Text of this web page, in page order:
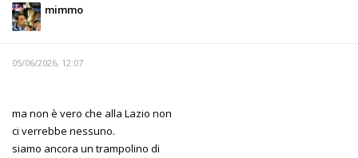
mimmo
05/06/2026, 12:07
ma non è vero che alla Lazio non
ci verrebbe nessuno.
siamo ancora un trampolino di